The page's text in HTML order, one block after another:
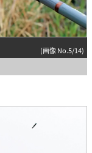
(画像 No.5/14)